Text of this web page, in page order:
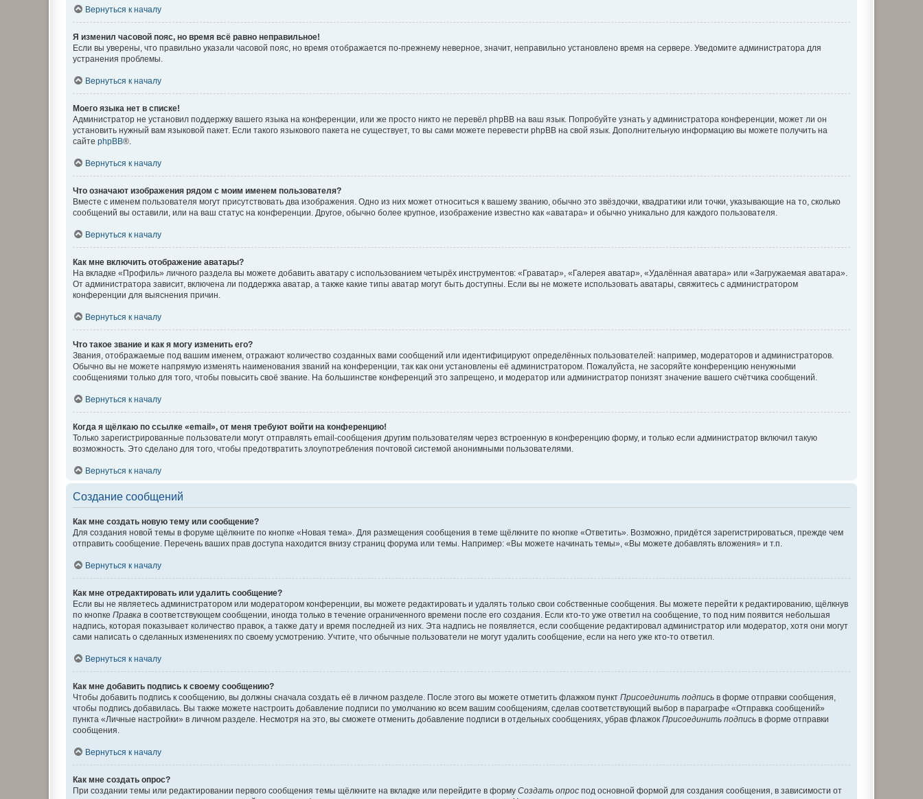
Вернуться к началу
Я изменил часовой пояс, но время всё равно неправильное!
Если вы уверены, что правильно указали часовой пояс, но время отображается по-прежнему неверное, значит, неправильно установлено время на сервере. Уведомите администратора для
устранения проблемы.
Вернуться к началу
Моего языка нет в списке!
Администратор не установил поддержку вашего языка на конференции, или же просто никто не перевёл phpBB на ваш язык. Попробуйте узнать у администратора конференции, может ли он
установить нужный вам языковой пакет. Если такого языкового пакета не существует, то вы сами можете перевести phpBB на свой язык. Дополнительную информацию вы можете получить на
сайте phpBB®.
Вернуться к началу
Что означают изображения рядом с моим именем пользователя?
Вместе с именем пользователя могут присутствовать два изображения. Одно из них может относиться к вашему званию, обычно это звёздочки, квадратики или точки, указывающие на то, сколько
сообщений вы оставили, или на ваш статус на конференции. Другое, обычно более крупное, изображение известно как «аватара» и обычно уникально для каждого пользователя.
Вернуться к началу
Как мне включить отображение аватары?
На вкладке «Профиль» личного раздела вы можете добавить аватару с использованием четырёх инструментов: «Граватар», «Галерея аватар», «Удалённая аватара» или «Загружаемая аватара».
От администратора зависит, включена ли поддержка аватар, а также какие типы аватар могут быть доступны. Если вы не можете использовать аватары, свяжитесь с администратором
конференции для выяснения причин.
Вернуться к началу
Что такое звание и как я могу изменить его?
Звания, отображаемые под вашим именем, отражают количество созданных вами сообщений или идентифицируют определённых пользователей: например, модераторов и администраторов.
Обычно вы не можете напрямую изменять наименования званий на конференции, так как они установлены её администратором. Пожалуйста, не засоряйте конференцию ненужными
сообщениями только для того, чтобы повысить своё звание. На большинстве конференций это запрещено, и модератор или администратор понизят значение вашего счётчика сообщений.
Вернуться к началу
Когда я щёлкаю по ссылке «email», от меня требуют войти на конференцию!
Только зарегистрированные пользователи могут отправлять email-сообщения другим пользователям через встроенную в конференцию форму, и только если администратор включил такую
возможность. Это сделано для того, чтобы предотвратить злоупотребления почтовой системой анонимными пользователями.
Вернуться к началу
Создание сообщений
Как мне создать новую тему или сообщение?
Для создания новой темы в форуме щёлкните по кнопке «Новая тема». Для размещения сообщения в теме щёлкните по кнопке «Ответить». Возможно, придётся зарегистрироваться, прежде чем
отправить сообщение. Перечень ваших прав доступа находится внизу страниц форума или темы. Например: «Вы можете начинать темы», «Вы можете добавлять вложения» и т.п.
Вернуться к началу
Как мне отредактировать или удалить сообщение?
Если вы не являетесь администратором или модератором конференции, вы можете редактировать и удалять только свои собственные сообщения. Вы можете перейти к редактированию, щёлкнув
по кнопке Правка в соответствующем сообщении, иногда только в течение ограниченного времени после его создания. Если кто-то уже ответил на сообщение, то под ним появится небольшая
надпись, которая показывает количество правок, а также дату и время последней из них. Эта надпись не появляется, если сообщение редактировал администратор или модератор, хотя они могут
сами написать о сделанных изменениях по своему усмотрению. Учтите, что обычные пользователи не могут удалить сообщение, если на него уже кто-то ответил.
Вернуться к началу
Как мне добавить подпись к своему сообщению?
Чтобы добавить подпись к сообщению, вы должны сначала создать её в личном разделе. После этого вы можете отметить флажком пункт Присоединить подпись в форме отправки сообщения,
чтобы подпись добавилась. Вы также можете настроить добавление подписи по умолчанию ко всем вашим сообщениям, сделав соответствующий выбор в параграфе «Отправка сообщений»
пункта «Личные настройки» в личном разделе. Несмотря на это, вы сможете отменить добавление подписи в отдельных сообщениях, убрав флажок Присоединить подпись в форме отправки
сообщения.
Вернуться к началу
Как мне создать опрос?
При создании темы или редактировании первого сообщения темы щёлкните на вкладке или перейдите в форму Создать опрос под основной формой для создания сообщения, в зависимости от